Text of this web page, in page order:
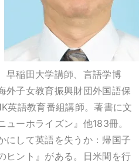
早稲田大学講師、言語学博
外子女教育振興財団外国語保
英語教育番組講師。著書に文
ーホライズン』他183冊。
にして英語を失うか：帰国子
ヒント』がある。日米間を行